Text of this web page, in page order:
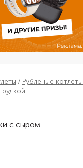
Рубленые котлеты